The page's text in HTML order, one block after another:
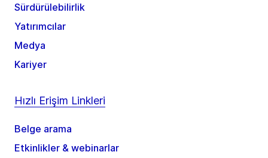
Sürdürülebilirlik
Yatırımcılar
Medya
Kariyer
Hızlı Erişim Linkleri
Belge arama
Etkinlikler & webinarlar